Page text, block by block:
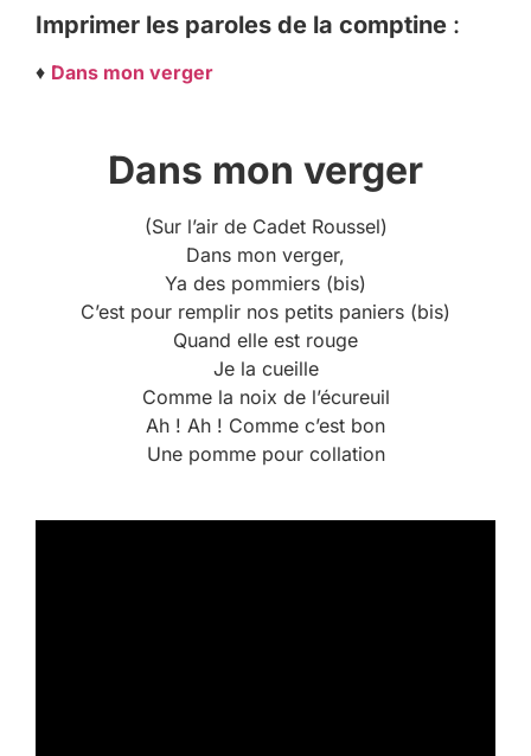
Imprimer les paroles de la comptine :
♦ Dans mon verger
Dans mon verger
(Sur l’air de Cadet Roussel)
Dans mon verger,
Ya des pommiers (bis)
C’est pour remplir nos petits paniers (bis)
Quand elle est rouge
Je la cueille
Comme la noix de l’écureuil
Ah ! Ah ! Comme c’est bon
Une pomme pour collation